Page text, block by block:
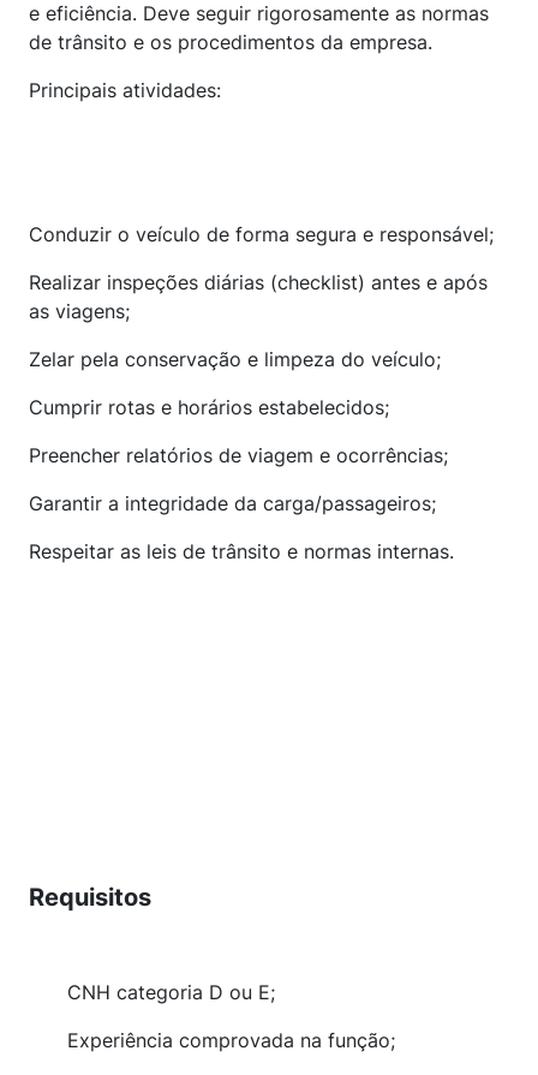
e eficiência. Deve seguir rigorosamente as normas
de trânsito e os procedimentos da empresa.
Principais atividades:
Conduzir o veículo de forma segura e responsável;
Realizar inspeções diárias (checklist) antes e após
as viagens;
Zelar pela conservação e limpeza do veículo;
Cumprir rotas e horários estabelecidos;
Preencher relatórios de viagem e ocorrências;
Garantir a integridade da carga/passageiros;
Respeitar as leis de trânsito e normas internas.
Requisitos
CNH categoria D ou E;
Experiência comprovada na função;